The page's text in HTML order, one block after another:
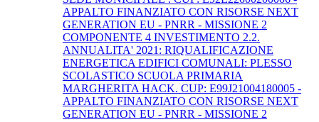
APPALTO FINANZIATO CON RISORSE NEXT
GENERATION EU - PNRR - MISSIONE 2
COMPONENTE 4 INVESTIMENTO 2.2.
ANNUALITA' 2021: RIQUALIFICAZIONE
ENERGETICA EDIFICI COMUNALI: PLESSO
SCOLASTICO SCUOLA PRIMARIA
MARGHERITA HACK. CUP: E99J21004180005 -
APPALTO FINANZIATO CON RISORSE NEXT
GENERATION EU - PNRR - MISSIONE 2